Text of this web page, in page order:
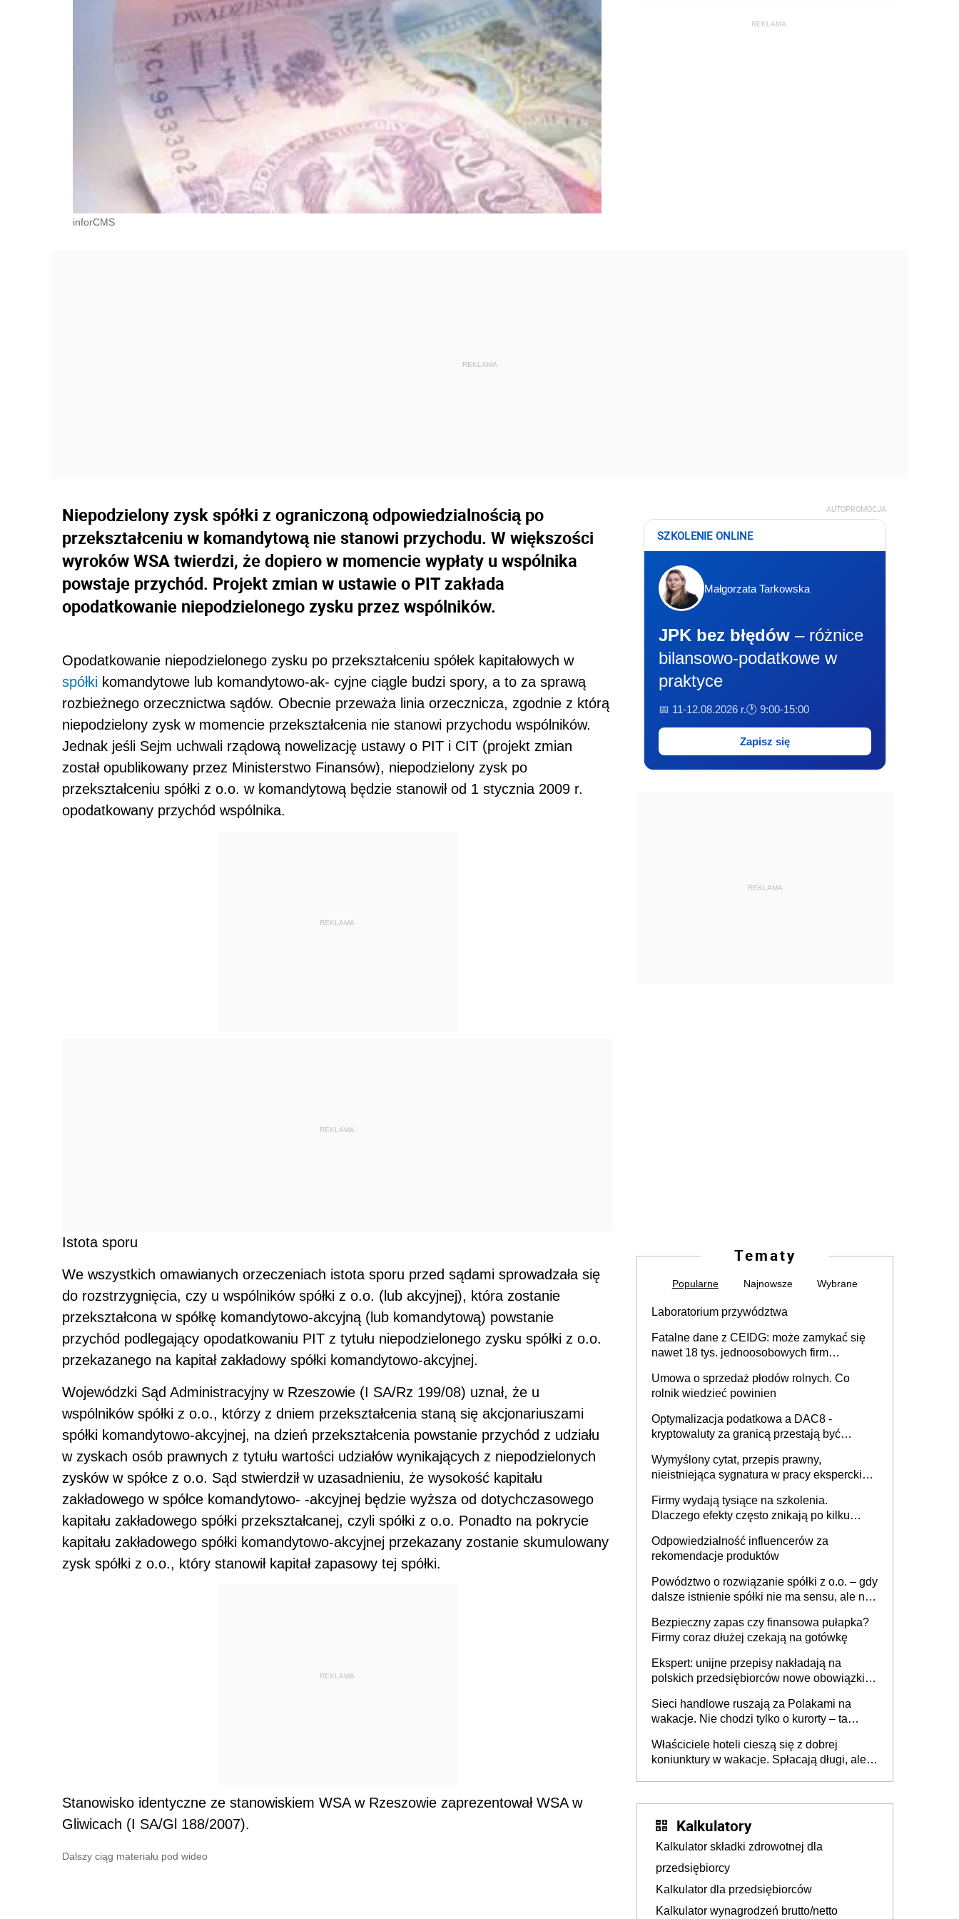
inforCMS
Niepodzielony zysk spółki z ograniczoną odpowiedzialnością po
przekształceniu w komandytową nie stanowi przychodu. W większości
wyroków WSA twierdzi, że dopiero w momencie wypłaty u wspólnika
powstaje przychód. Projekt zmian w ustawie o PIT zakłada
opodatkowanie niepodzielonego zysku przez wspólników.
Opodatkowanie niepodzielonego zysku po przekształceniu spółek kapitałowych w
spółki komandytowe lub komandytowo-ak- cyjne ciągle budzi spory, a to za sprawą
rozbieżnego orzecznictwa sądów. Obecnie przeważa linia orzecznicza, zgodnie z którą
niepodzielony zysk w momencie przekształcenia nie stanowi przychodu wspólników.
Jednak jeśli Sejm uchwali rządową nowelizację ustawy o PIT i CIT (projekt zmian
został opublikowany przez Ministerstwo Finansów), niepodzielony zysk po
przekształceniu spółki z o.o. w komandytową będzie stanowił od 1 stycznia 2009 r.
opodatkowany przychód wspólnika.
REKLAMA
REKLAMA
Istota sporu
We wszystkich omawianych orzeczeniach istota sporu przed sądami sprowadzała się
do rozstrzygnięcia, czy u wspólników spółki z o.o. (lub akcyjnej), która zostanie
przekształcona w spółkę komandytowo-akcyjną (lub komandytową) powstanie
przychód podlegający opodatkowaniu PIT z tytułu niepodzielonego zysku spółki z o.o.
przekazanego na kapitał zakładowy spółki komandytowo-akcyjnej.
Wojewódzki Sąd Administracyjny w Rzeszowie (I SA/Rz 199/08) uznał, że u
wspólników spółki z o.o., którzy z dniem przekształcenia staną się akcjonariuszami
spółki komandytowo-akcyjnej, na dzień przekształcenia powstanie przychód z udziału
w zyskach osób prawnych z tytułu wartości udziałów wynikających z niepodzielonych
zysków w spółce z o.o. Sąd stwierdził w uzasadnieniu, że wysokość kapitału
zakładowego w spółce komandytowo- -akcyjnej będzie wyższa od dotychczasowego
kapitału zakładowego spółki przekształcanej, czyli spółki z o.o. Ponadto na pokrycie
kapitału zakładowego spółki komandytowo-akcyjnej przekazany zostanie skumulowany
zysk spółki z o.o., który stanowił kapitał zapasowy tej spółki.
REKLAMA
Stanowisko identyczne ze stanowiskiem WSA w Rzeszowie zaprezentował WSA w
Gliwicach (I SA/Gl 188/2007).
Dalszy ciąg materiału pod wideo
AUTOPROMOCJA
SZKOLENIE ONLINE
Małgorzata Tarkowska
JPK bez błędów – różnice
bilansowo-podatkowe w
praktyce
📅 11-12.08.2026 r.🕐 9:00-15:00
Zapisz się
REKLAMA
Tematy
Popularne Najnowsze Wybrane
Laboratorium przywództwa
Fatalne dane z CEIDG: może zamykać się
nawet 18 tys. jednoosobowych firm
Umowa o sprzedaż płodów rolnych. Co
rolnik wiedzieć powinien
Optymalizacja podatkowa a DAC8 -
kryptowaluty za granicą przestają być
Wymyślony cytat, przepis prawny,
nieistniejąca sygnatura w pracy eksperckiej -
firmie
Firmy wydają tysiące na szkolenia.
Dlaczego efekty często znikają po kilku
Odpowiedzialność influencerów za
rekomendacje produktów
Powództwo o rozwiązanie spółki z o.o. – gdy
dalsze istnienie spółki nie ma sensu, ale nie
Bezpieczny zapas czy finansowa pułapka?
Firmy coraz dłużej czekają na gotówkę
Ekspert: unijne przepisy nakładają na
polskich przedsiębiorców nowe obowiązki w
Sieci handlowe ruszają za Polakami na
wakacje. Nie chodzi tylko o kurorty – ta
tam, gdzie wielu spędzi urlop po cichu
Właściciele hoteli cieszą się z dobrej
koniunktury w wakacje. Spłacają długi, ale
Kalkulatory
Kalkulator składki zdrowotnej dla
przedsiębiorcy
Kalkulator dla przedsiębiorców
Kalkulator wynagrodzeń brutto/netto